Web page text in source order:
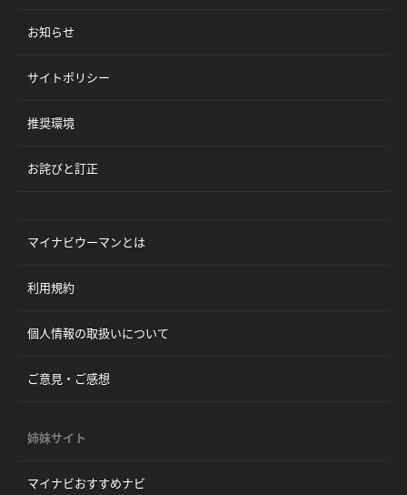
お知らせ
サイトポリシー
推奨環境
お詫びと訂正
マイナビウーマンとは
利用規約
個人情報の取扱いについて
ご意見・ご感想
姉妹サイト
マイナビおすすめナビ